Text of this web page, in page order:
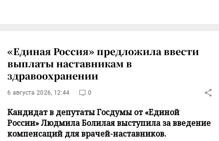
«Единая Россия» предложила ввести
выплаты наставникам в
здравоохранении
6 августа 2026, 12:44 0
Кандидат в депутаты Госдумы от «Единой
России» Людмила Болилая выступила за введение
компенсаций для врачей-наставников.